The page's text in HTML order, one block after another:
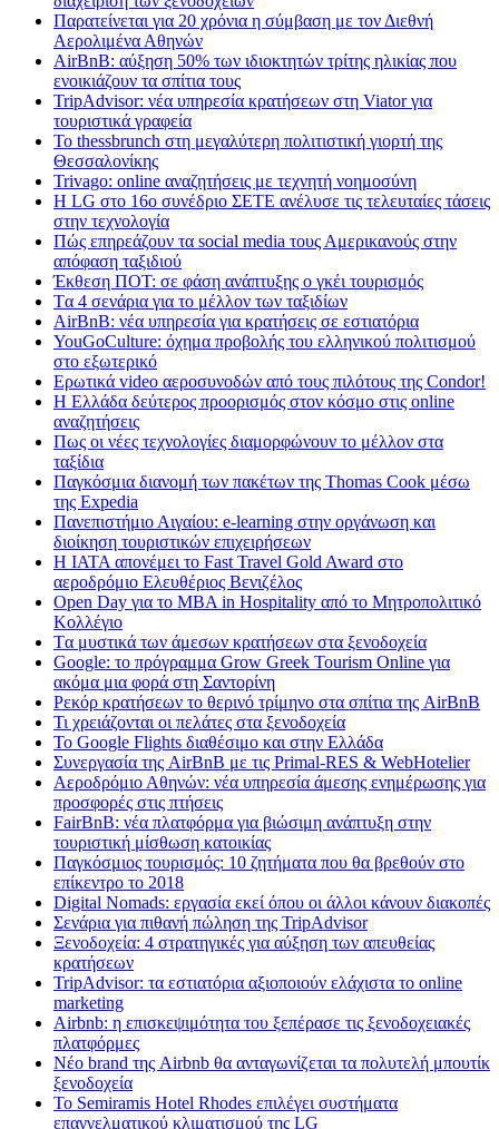
Παρατείνεται για 20 χρόνια η σύμβαση με τον Διεθνή
Αερολιμένα Αθηνών
AirBnB: αύξηση 50% των ιδιοκτητών τρίτης ηλικίας που
ενοικιάζουν τα σπίτια τους
TripAdvisor: νέα υπηρεσία κρατήσεων στη Viator για
τουριστικά γραφεία
Το thessbrunch στη μεγαλύτερη πολιτιστική γιορτή της
Θεσσαλονίκης
Trivago: online αναζητήσεις με τεχνητή νοημοσύνη
H LG στο 16ο συνέδριο ΣΕΤΕ ανέλυσε τις τελευταίες τάσεις
στην τεχνολογία
Πώς επηρεάζουν τα social media τους Αμερικανούς στην
απόφαση ταξιδιού
Έκθεση ΠΟΤ: σε φάση ανάπτυξης ο γκέι τουρισμός
Tα 4 σενάρια για το μέλλον των ταξιδίων
AirBnB: νέα υπηρεσία για κρατήσεις σε εστιατόρια
YouGoCulture: όχημα προβολής του ελληνικού πολιτισμού
στο εξωτερικό
Eρωτικά video αεροσυνοδών από τους πιλότους της Condor!
Η Ελλάδα δεύτερος προορισμός στον κόσμο στις online
αναζητήσεις
Πως οι νέες τεχνολογίες διαμορφώνουν το μέλλον στα
ταξίδια
Παγκόσμια διανομή των πακέτων της Thomas Cook μέσω
της Expedia
Πανεπιστήμιο Αιγαίου: e-learning στην οργάνωση και
διοίκηση τουριστικών επιχειρήσεων
Η IATA απονέμει το Fast Travel Gold Award στο
αεροδρόμιο Ελευθέριος Βενιζέλος
Open Day για το MBA in Hospitality από το Μητροπολιτικό
Κολλέγιο
Tα μυστικά των άμεσων κρατήσεων στα ξενοδοχεία
Google: το πρόγραμμα Grow Greek Tourism Online για
ακόμα μια φορά στη Σαντορίνη
Ρεκόρ κρατήσεων το θερινό τρίμηνο στα σπίτια της AirBnB
Τι χρειάζονται οι πελάτες στα ξενοδοχεία
Το Google Flights διαθέσιμο και στην Ελλάδα
Συνεργασία​ ​της​ ​AirBnB​ ​με​ ​τις​ ​Primal-RES​ ​&​ ​WebHotelier
Aεροδρόμιο Αθηνών: νέα υπηρεσία άμεσης ενημέρωσης για
προσφορές στις πτήσεις
FairBnB: νέα πλατφόρμα για βιώσιμη ανάπτυξη στην
τουριστική μίσθωση κατοικίας
Παγκόσμιος τουρισμός: 10 ζητήματα που θα βρεθούν στο
επίκεντρο το 2018
Digital Nomads: εργασία εκεί όπου οι άλλοι κάνουν διακοπές
Σενάρια για πιθανή πώληση της TripAdvisor
Ξενοδοχεία: 4 στρατηγικές για αύξηση των απευθείας
κρατήσεων
TripAdvisor: τα εστιατόρια αξιοποιούν ελάχιστα το online
marketing
Airbnb: η επισκεψιμότητα του ξεπέρασε τις ξενοδοχειακές
πλατφόρμες
Nέο brand της Airbnb θα ανταγωνίζεται τα πολυτελή μπουτίκ
ξενοδοχεία
Το Semiramis Hotel Rhodes επιλέγει συστήματα
επαγγελματικού κλιματισμού της LG